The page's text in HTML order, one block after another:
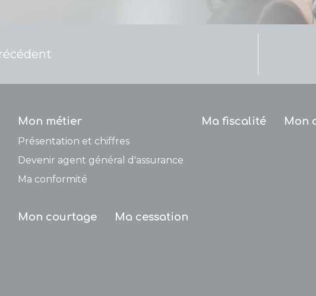
Mon métier
Présentation et chiffres
Devenir agent général d'assurance
Ma conformité
Ma fiscalité Mon
Mon courtage Ma cessation